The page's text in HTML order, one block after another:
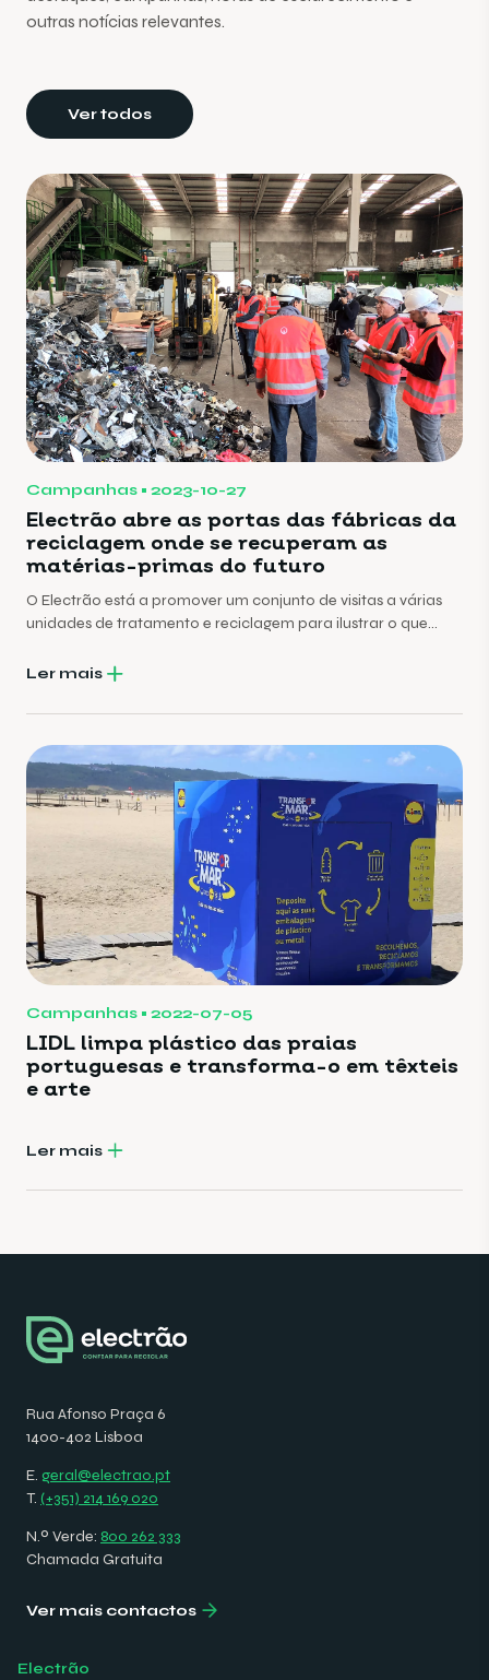
outras notícias relevantes.
Ver todos
Campanhas 2023-10-27
Electrão abre as portas das fábricas da
reciclagem onde se recuperam as
matérias-primas do futuro
O Electrão está a promover um conjunto de visitas a várias
unidades de tratamento e reciclagem para ilustrar o que
pontos oficiais de recolha, sejam embalagens, pilhas ou
reciclagem é um desperdício” dá o mote ao “Electrão Open
Ler mais
Campanhas 2022-07-05
LIDL limpa plástico das praias
portuguesas e transforma-o em têxteis
e arte
Ler mais
Rua Afonso Praça 6
1400-402 Lisboa
E. geral@electrao.pt
T. (+351) 214 169 020
N.º Verde: 800 262 333
Chamada Gratuita
Ver mais contactos
Electrão